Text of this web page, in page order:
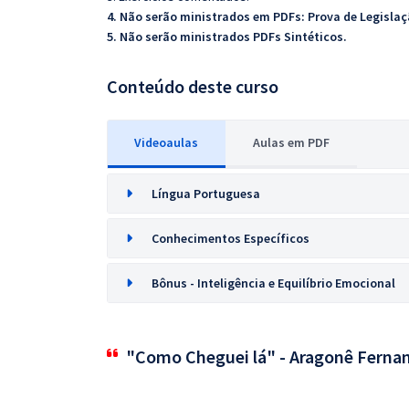
4. Não serão ministrados em PDFs: Prova de
5. Não serão ministrados PDFs Sintéticos.
Conteúdo deste curso
Videoaulas Aulas em PDF
Língua Portuguesa
Conhecimentos Específicos
Bônus - Inteligência e Equilíbrio Emocional
"Como Cheguei lá" - Aragonê